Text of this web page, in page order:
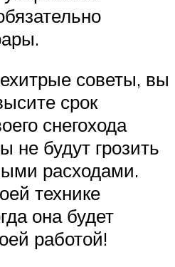
советы, вы
срок
снегохода
не будут грозить
расходами.
технике
она будет
работой!